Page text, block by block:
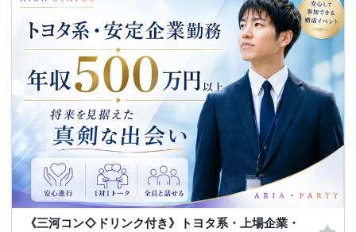
《三河コン◇ドリンク付き》トヨタ系・上場企業・